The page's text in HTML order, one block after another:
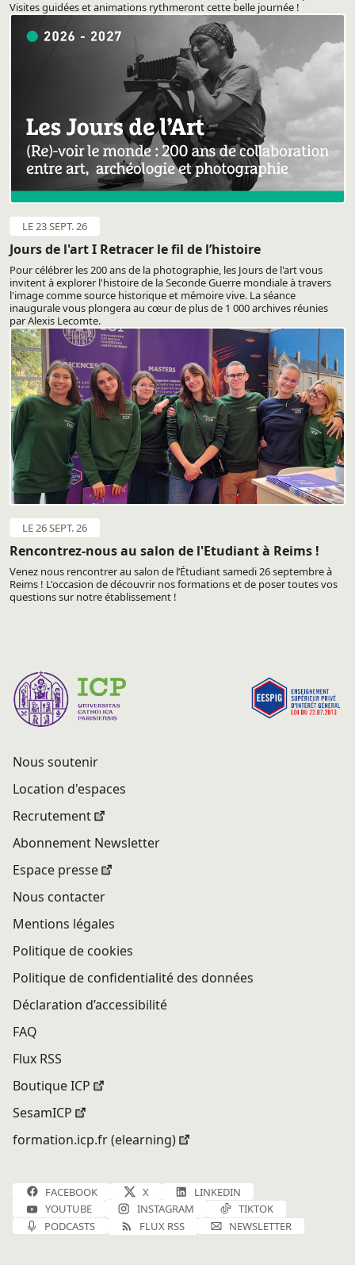
Visites guidées et animations rythmeront cette belle journée !
LE 23 SEPT. 26
Jours de l'art I Retracer le fil de l’histoire
Pour célébrer les 200 ans de la photographie, les Jours de l'art vous
invitent à explorer l'histoire de la Seconde Guerre mondiale à travers
l'image comme source historique et mémoire vive. La séance
inaugurale vous plongera au cœur de plus de 1 000 archives réunies
par Alexis Lecomte.
LE 26 SEPT. 26
Rencontrez-nous au salon de l'Etudiant à Reims !
Venez nous rencontrer au salon de l’Étudiant samedi 26 septembre à
Reims ! L'occasion de découvrir nos formations et de poser toutes vos
questions sur notre établissement !
Nous soutenir
Location d'espaces
Recrutement
Abonnement Newsletter
Espace presse
Nous contacter
Mentions légales
Politique de cookies
Politique de confidentialité des données
Déclaration d’accessibilité
FAQ
Flux RSS
Boutique ICP
SesamICP
formation.icp.fr (elearning)
FACEBOOK X
LINKEDIN
YOUTUBE
INSTAGRAM
TIKTOK
PODCASTS
FLUX RSS NEWSLETTER